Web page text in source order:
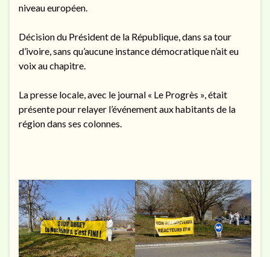
niveau européen.
Décision du Président de la République, dans sa tour
d’ivoire, sans qu’aucune instance démocratique n’ait eu
voix au chapitre.
La presse locale, avec le journal « Le Progrès », était
présente pour relayer l’événement aux habitants de la
région dans ses colonnes.